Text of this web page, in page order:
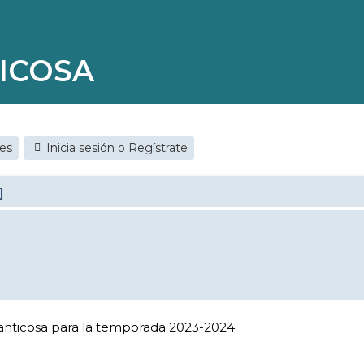
Inicia sesión o Regístrate
para la temporada 2023-2024